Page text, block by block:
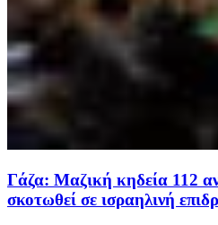
Γάζα: Μαζική κηδεία 112
σκοτωθεί σε ισραηλινή